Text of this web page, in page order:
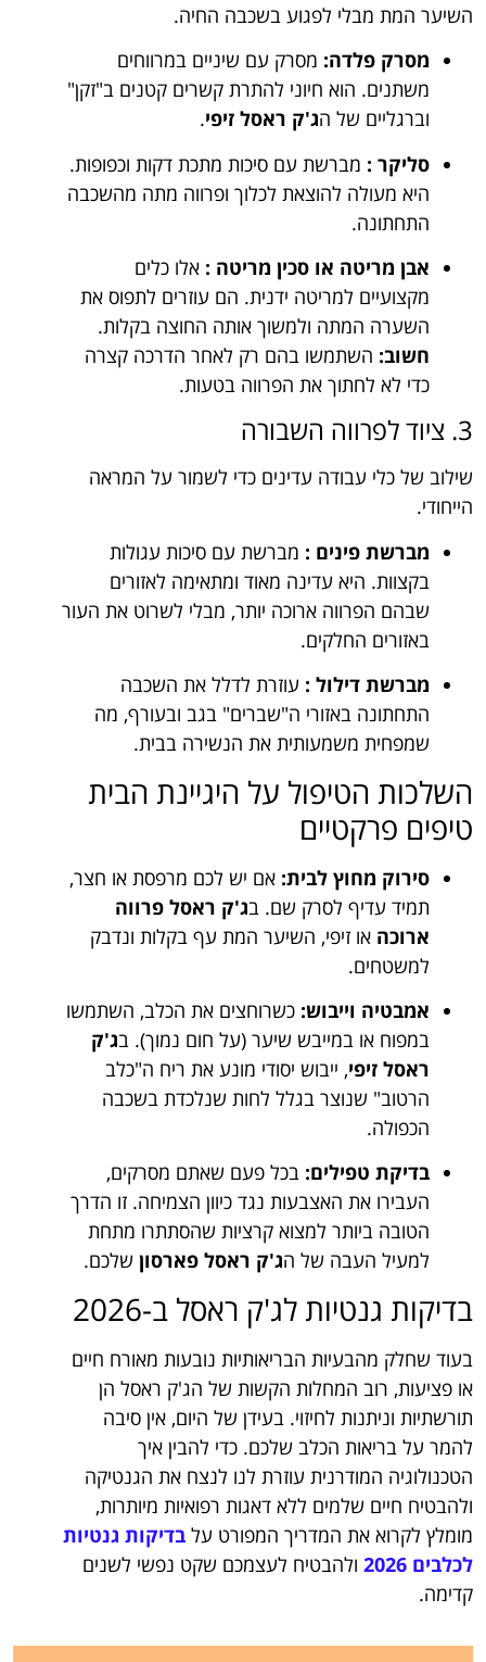
השיער המת מבלי לפגוע בשכבה החיה.
מסרק פלדה: מסרק עם שיניים במרווחים
משתנים. הוא חיוני להתרת קשרים קטנים ב"זקן"
וברגליים של הג'ק ראסל זיפי.
סליקר : מברשת עם סיכות מתכת דקות וכפופות.
היא מעולה להוצאת לכלוך ופרווה מתה מהשכבה
התחתונה.
אבן מריטה או סכין מריטה : אלו כלים
מקצועיים למריטה ידנית. הם עוזרים לתפוס את
השערה המתה ולמשוך אותה החוצה בקלות.
חשוב: השתמשו בהם רק לאחר הדרכה קצרה
כדי לא לחתוך את הפרווה בטעות.
3. ציוד לפרווה השבורה
שילוב של כלי עבודה עדינים כדי לשמור על המראה
הייחודי.
מברשת פינים : מברשת עם סיכות עגולות
בקצוות. היא עדינה מאוד ומתאימה לאזורים
שבהם הפרווה ארוכה יותר, מבלי לשרוט את העור
באזורים החלקים.
מברשת דילול : עוזרת לדלל את השכבה
התחתונה באזורי ה"שברים" בגב ובעורף, מה
שמפחית משמעותית את הנשירה בבית.
השלכות הטיפול על היגיינת הבית
טיפים פרקטיים
סירוק מחוץ לבית: אם יש לכם מרפסת או חצר,
תמיד עדיף לסרק שם. בג'ק ראסל פרווה
ארוכה או זיפי, השיער המת עף בקלות ונדבק
למשטחים.
אמבטיה וייבוש: כשרוחצים את הכלב, השתמשו
במפוח או במייבש שיער (על חום נמוך). בג'ק
ראסל זיפי, ייבוש יסודי מונע את ריח ה"כלב
הרטוב" שנוצר בגלל לחות שנלכדת בשכבה
הכפולה.
בדיקת טפילים: בכל פעם שאתם מסרקים,
העבירו את האצבעות נגד כיוון הצמיחה. זו הדרך
הטובה ביותר למצוא קרציות שהסתתרו מתחת
למעיל העבה של הג'ק ראסל פארסון שלכם.
בדיקות גנטיות לג'ק ראסל ב-2026
בעוד שחלק מהבעיות הבריאותיות נובעות מאורח חיים
או פציעות, רוב המחלות הקשות של הג'ק ראסל הן
תורשתיות וניתנות לחיזוי. בעידן של היום, אין סיבה
להמר על בריאות הכלב שלכם. כדי להבין איך
הטכנולוגיה המודרנית עוזרת לנו לנצח את הגנטיקה
ולהבטיח חיים שלמים ללא דאגות רפואיות מיותרות,
מומלץ לקרוא את המדריך המפורט על בדיקות גנטיות
לכלבים 2026
ולהבטיח לעצמכם שקט נפשי לשנים
קדימה.